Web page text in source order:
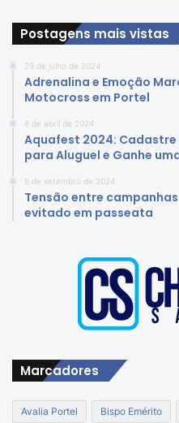
Postagens mais vistas
29 de julho de 2024
Adrenalina e Emoção
Motocross em Portel
8 de abril de 2024
Aquafest 2024:
para Aluguel e Ganhe
8 de setembro de 2024
Tensão entre
evitado em passeata
Marcadores
Avalia Portel Bispo Emérito